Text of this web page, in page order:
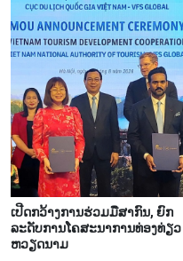
ເປີດກວ້າງການຮ່ວມມືສາກົນ, ຍົກ
ລະດັບການໂຄສະນາການທ່ອງທ່ຽວ
ຫວຽດນາມ